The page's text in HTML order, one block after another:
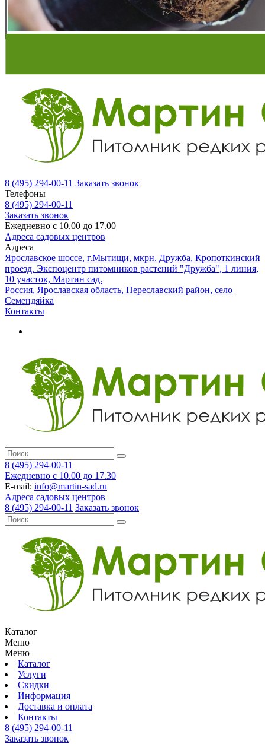
8 (495) 294-00-11 Заказать звонок
Телефоны
8 (495) 294-00-11
Заказать звонок
Ежедневно с 10.00 до 17.00
Адреса садовых центров
Адреса
Ярославское шоссе, г.Мытищи, мкрн. Дружба, Кропоткинский
проезд. Экспоцентр питомников растений "Дружба", 1 линия,
10 участок, Мартин сад.
Россия, Ярославская область, Переславский район, село
Семендяйка
Контакты
8 (495) 294-00-11
Ежедневно с 10.00 до 17.30
E-mail: info@martin-sad.ru
Адреса садовых центров
8 (495) 294-00-11 Заказать звонок
Каталог
Меню
Меню
Каталог
Услуги
Скидки
Информация
Доставка и оплата
Контакты
8 (495) 294-00-11
Заказать звонок